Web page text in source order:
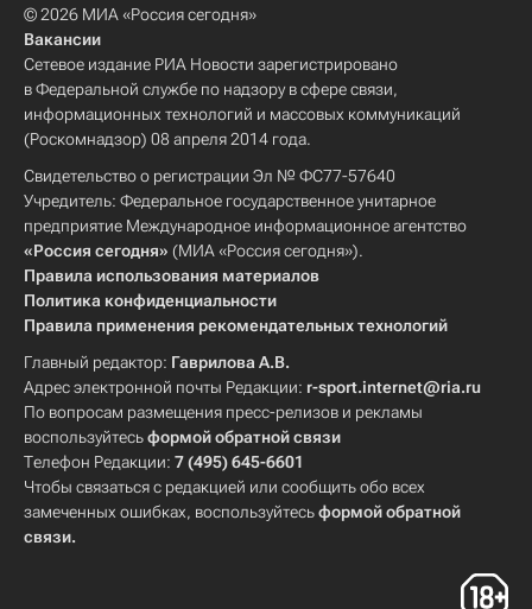
© 2026 МИА «Россия сегодня»
Вакансии
Сетевое издание РИА Новости зарегистрировано
в Федеральной службе по надзору в сфере связи,
информационных технологий и массовых коммуникаций
(Роскомнадзор) 08 апреля 2014 года.
Свидетельство о регистрации Эл № ФС77-57640
Учредитель: Федеральное государственное унитарное
предприятие Международное информационное агентство
«Россия сегодня» (МИА «Россия сегодня»).
Правила использования материалов
Политика конфиденциальности
Правила применения рекомендательных технологий
Главный редактор: Гаврилова А.В.
Адрес электронной почты Редакции: r-sport.internet@ria.ru
По вопросам размещения пресс-релизов и рекламы
воспользуйтесьформой обратной связи
Телефон Редакции: 7 (495) 645-6601
Чтобы связаться с редакцией или сообщить обо всех
замеченных ошибках, воспользуйтесьформой обратной
связи.